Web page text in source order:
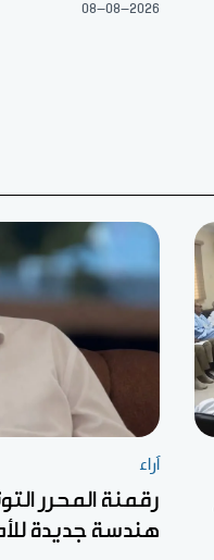
08-08-2026
آراء
رقمنة المحرر
هندسة جديدة